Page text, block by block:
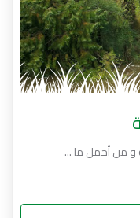
و من أجمل ما ...